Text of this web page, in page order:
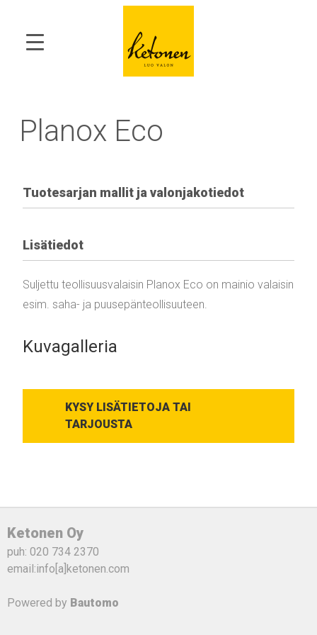
Planox Eco
Tuotesarjan mallit ja valonjakotiedot
Lisätiedot
Suljettu teollisuusvalaisin Planox Eco on mainio valaisin
esim. saha- ja puusepänteollisuuteen.
Kuvagalleria
KYSY LISÄTIETOJA TAI
TARJOUSTA
Ketonen Oy
puh: 020 734 2370
email:info[a]ketonen.com
Powered by Bautomo